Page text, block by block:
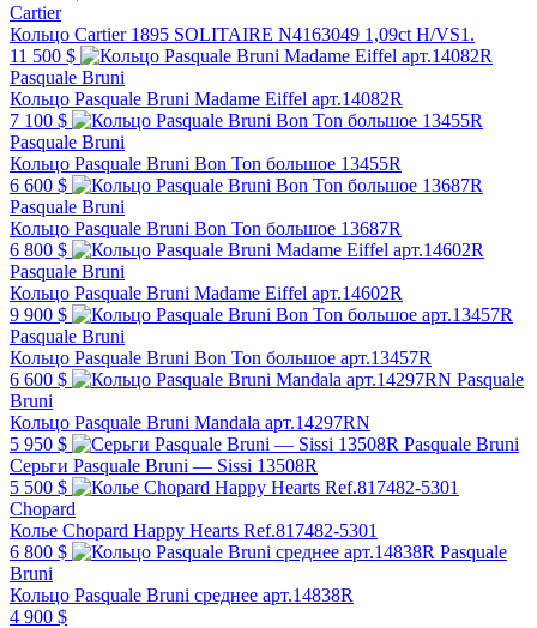
Cartier
Кольцо Cartier 1895 SOLITAIRE N4163049 1,09ct H/VS1.
11 500 $
Pasquale Bruni
Кольцо Pasquale Bruni Madame Eiffel арт.14082R
7 100 $
Pasquale Bruni
Кольцо Pasquale Bruni Bon Ton большое 13455R
6 600 $
Pasquale Bruni
Кольцо Pasquale Bruni Bon Ton большое 13687R
6 800 $
Pasquale Bruni
Кольцо Pasquale Bruni Madame Eiffel арт.14602R
9 900 $
Pasquale Bruni
Кольцо Pasquale Bruni Bon Ton большое арт.13457R
6 600 $
Pasquale
Bruni
Кольцо Pasquale Bruni Mandala арт.14297RN
5 950 $
Pasquale Bruni
Серьги Pasquale Bruni — Sissi 13508R
5 500 $
Chopard
Колье Chopard Happy Hearts Ref.817482-5301
6 800 $
Pasquale
Bruni
Кольцо Pasquale Bruni среднее арт.14838R
4 900 $